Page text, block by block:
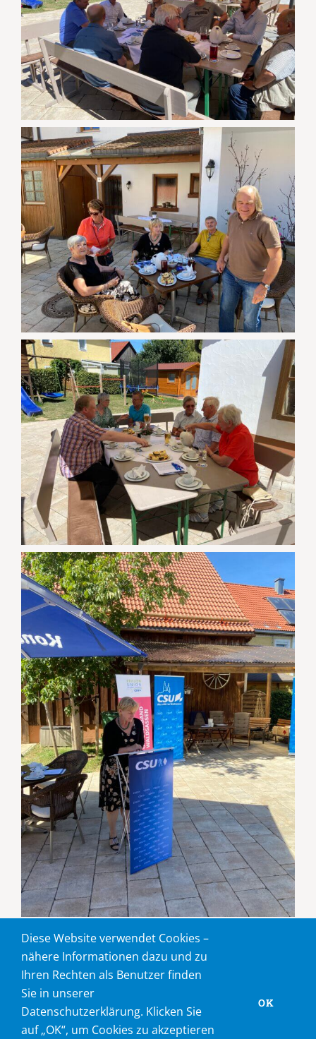
©wittmann.media 2019|Datenschutz
Diese Website verwendet Cookies –
nähere Informationen dazu und zu
Ihren Rechten als Benutzer finden
Sie in unserer
Datenschutzerklärung. Klicken Sie
auf „OK“, um Cookies zu akzeptieren
OK